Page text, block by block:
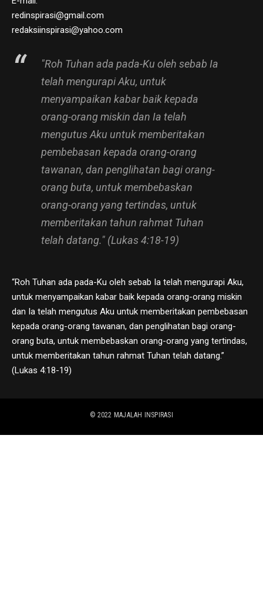
redinspirasi@gmail.com
redaksiinspirasi@yahoo.com
"Roh Tuhan ada pada-Ku oleh sebab Ia
telah mengurapi Aku, untuk
menyampaikan kabar baik kepada
orang-orang miskin dan Ia telah
mengutus Aku untuk memberitakan
pembebasan kepada orang-orang
tawanan, dan penglihatan bagi orang-
orang buta, untuk membebaskan
orang-orang yang tertindas, untuk
memberitakan tahun rahmat Tuhan
telah datang." (Lukas 4:18-19)
“Roh Tuhan ada pada-Ku oleh sebab Ia telah mengurapi Aku,
untuk menyampaikan kabar baik kepada orang-orang miskin
dan Ia telah mengutus Aku untuk memberitakan pembebasan
kepada orang-orang tawanan, dan penglihatan bagi orang-
orang buta, untuk membebaskan orang-orang yang tertindas,
untuk memberitakan tahun rahmat Tuhan telah datang.”
(Lukas 4:18-19)
© 2022 MAJALAH INSPIRASI